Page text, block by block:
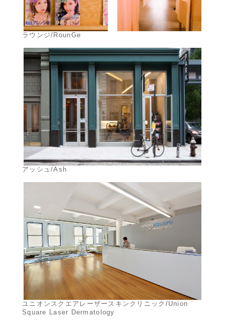
ラウンジ/RounGe
アッシュ/Ash
ユニオンスクエアレーザースキンクリニック/Union
Square Laser Dermatology